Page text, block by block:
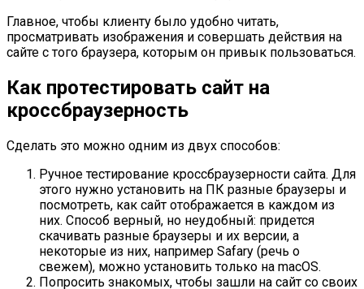
Главное, чтобы клиенту было удобно читать,
просматривать изображения и совершать действия на
сайте с того браузера, которым он привык пользоваться.
Как протестировать сайт на
кроссбраузерность
Сделать это можно одним из двух способов:
Ручное тестирование кроссбраузерности сайта. Для
этого нужно установить на ПК разные браузеры и
посмотреть, как сайт отображается в каждом из
них. Способ верный, но неудобный: придется
скачивать разные браузеры и их версии, а
некоторые из них, например Safary (речь о
свежем), можно установить только на macOS.
Попросить знакомых, чтобы зашли на сайт со своих